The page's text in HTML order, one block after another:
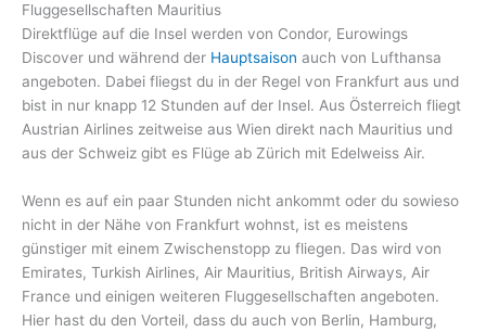
Fluggesellschaften Mauritius
Direktflüge auf die Insel werden von Condor, Eurowings
Discover und während der Hauptsaison auch von Lufthansa
angeboten. Dabei fliegst du in der Regel von Frankfurt aus und
bist in nur knapp 12 Stunden auf der Insel. Aus Österreich fliegt
Austrian Airlines zeitweise aus Wien direkt nach Mauritius und
aus der Schweiz gibt es Flüge ab Zürich mit Edelweiss Air.
Wenn es auf ein paar Stunden nicht ankommt oder du sowieso
nicht in der Nähe von Frankfurt wohnst, ist es meistens
günstiger mit einem Zwischenstopp zu fliegen. Das wird von
Emirates, Turkish Airlines, Air Mauritius, British Airways, Air
France und einigen weiteren Fluggesellschaften angeboten.
Hier hast du den Vorteil, dass du auch von Berlin, Hamburg,